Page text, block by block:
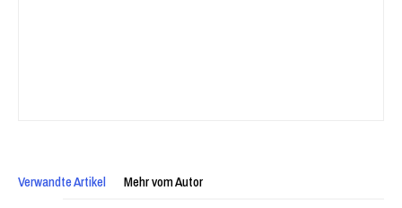
Verwandte Artikel Mehr vom Autor